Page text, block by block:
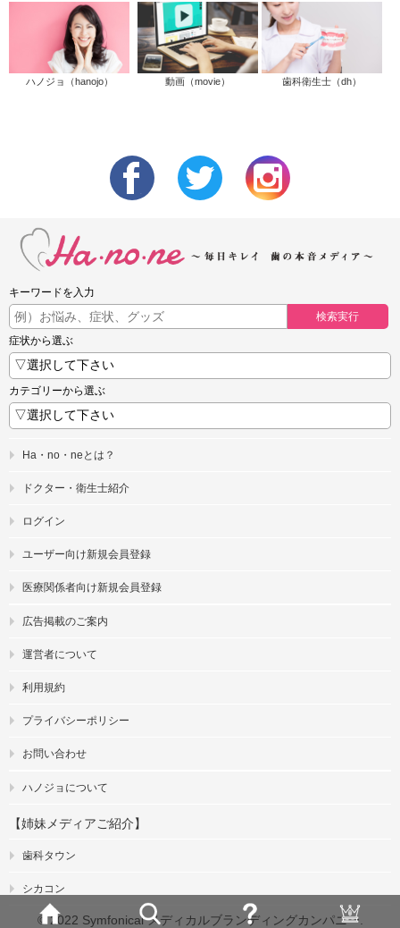
ハノジョ（hanojo） 動画（movie） 歯科衛生士（dh）
キーワードを入力
検索実行
症状から選ぶ
カテゴリーから選ぶ
Ha・no・neとは？
ドクター・衛生士紹介
ログイン
ユーザー向け新規会員登録
医療関係者向け新規会員登録
広告掲載のご案内
運営者について
利用規約
プライバシーポリシー
お問い合わせ
ハノジョについて
【姉妹メディアご紹介】
歯科タウン
シカコン
© 2022 Symfonical メディカルブランディングカンパニー.